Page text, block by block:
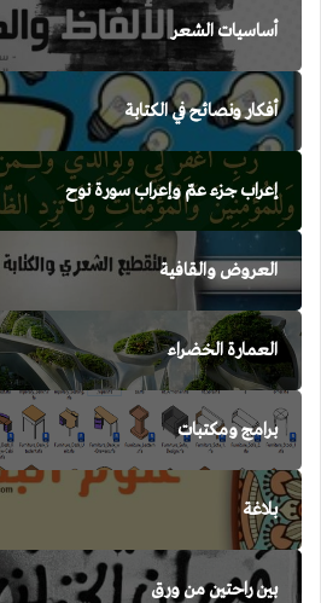
أساسيات الشعر
أفكار ونصائح في الكتابة
إعراب جزء عمّ وإعراب سورة نوح
العروض والقافية
العمارة الخضراء
برامج ومكتبات
بلاغة
بين راحتين من ورق